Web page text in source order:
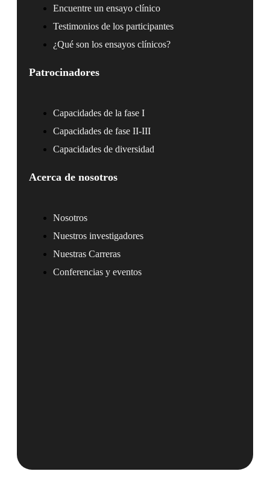
Encuentre un ensayo clínico
Testimonios de los participantes
¿Qué son los ensayos clínicos?
Patrocinadores
Capacidades de la fase I
Capacidades de fase II-III
Capacidades de diversidad
Acerca de nosotros
Nosotros
Nuestros investigadores
Nuestras Carreras
Conferencias y eventos